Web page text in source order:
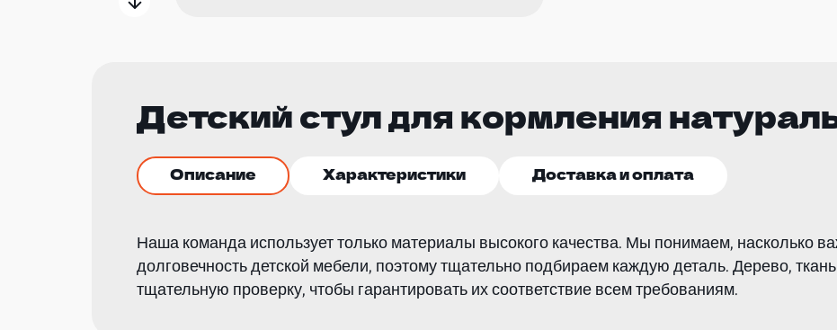
Детский стул для кормления
Описание Характеристики Доставка и оплата
Наша команда использует только материалы высокого качества. Мы понимаем, насколько
долговечность детской мебели, поэтому тщательно подбираем каждую деталь. Дерево,
тщательную проверку, чтобы гарантировать их соответствие всем требованиям.